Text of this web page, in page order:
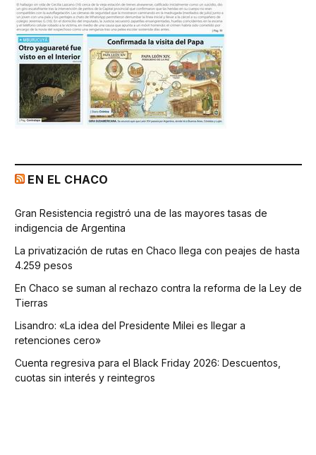
EN EL CHACO
Gran Resistencia registró una de las mayores tasas de
indigencia de Argentina
La privatización de rutas en Chaco llega con peajes de hasta
4.259 pesos
En Chaco se suman al rechazo contra la reforma de la Ley de
Tierras
Lisandro: «La idea del Presidente Milei es llegar a
retenciones cero»
Cuenta regresiva para el Black Friday 2026: Descuentos,
cuotas sin interés y reintegros